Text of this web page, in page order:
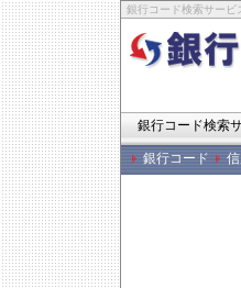
銀行コード検索サービ
銀行コード検索
銀行コード